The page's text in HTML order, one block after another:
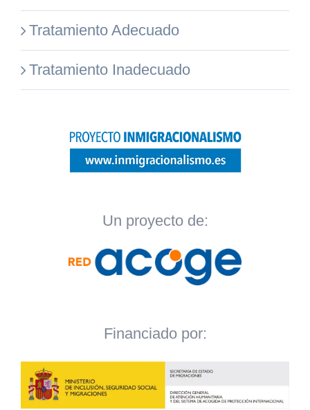
Tratamiento Adecuado
Tratamiento Inadecuado
Un proyecto de:
Financiado por: